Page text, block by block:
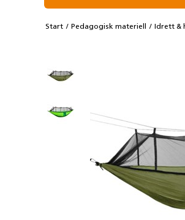
Start Pedagogisk materiell Idrett &